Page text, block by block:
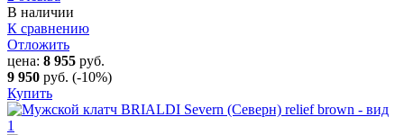
В наличии
К сравнению
Отложить
цена: 8 955 руб.
9 950 руб. (-10%)
Купить